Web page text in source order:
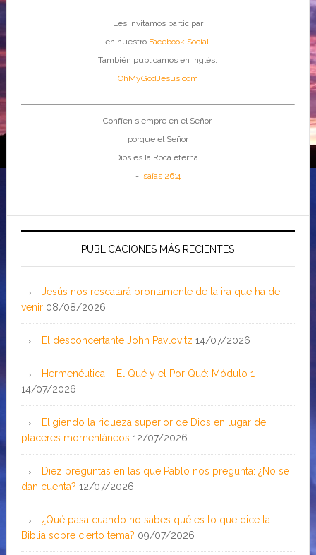
Les invitamos participar
en nuestro Facebook Social.
También publicamos en inglés:
OhMyGodJesus.com
Confíen siempre en el Señor,
porque el Señor
Dios es la Roca eterna.
- Isaías 26:4
PUBLICACIONES MÁS RECIENTES
Jesús nos rescatará prontamente de la ira que ha de
venir 08/08/2026
El desconcertante John Pavlovitz 14/07/2026
Hermenéutica – El Qué y el Por Qué: Módulo 1
14/07/2026
Eligiendo la riqueza superior de Dios en lugar de
placeres momentáneos 12/07/2026
Diez preguntas en las que Pablo nos pregunta: ¿No se
dan cuenta? 12/07/2026
¿Qué pasa cuando no sabes qué es lo que dice la
Biblia sobre cierto tema? 09/07/2026